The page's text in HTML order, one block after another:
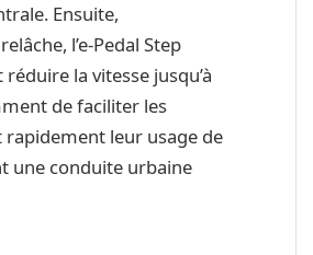
Ensuite,
l’e-Pedal Step
la vitesse jusqu’à
de faciliter les
leur usage de
une conduite urbaine